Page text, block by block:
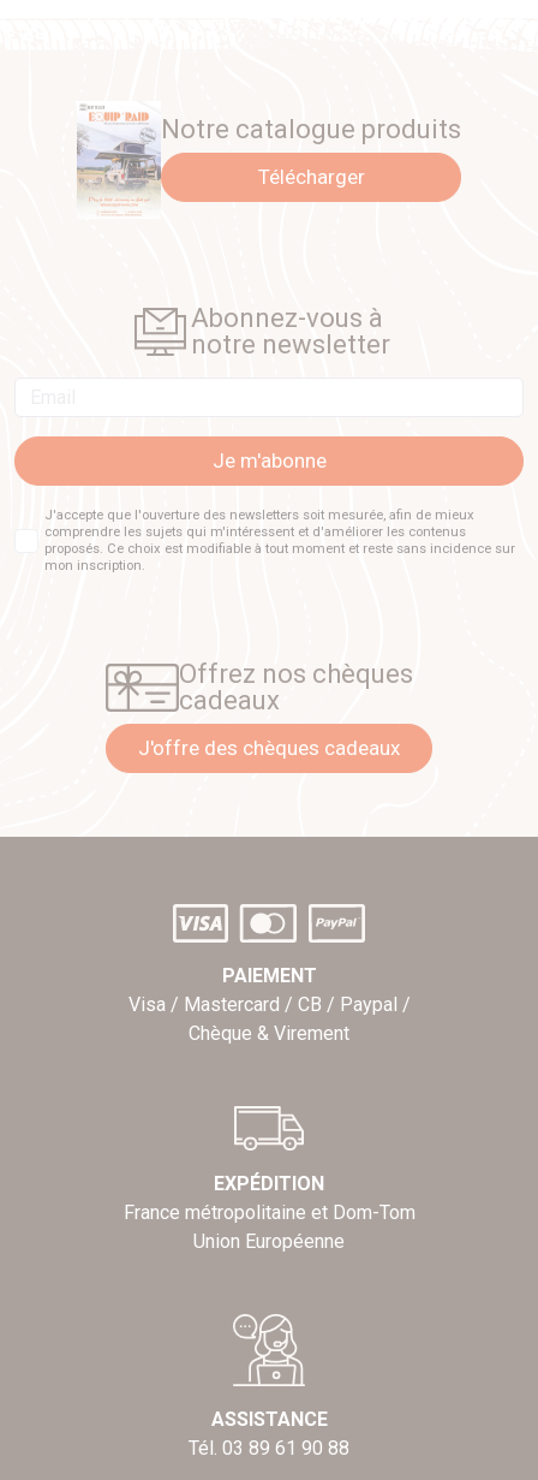
Notre catalogue produits
Télécharger
Abonnez-vous à
notre newsletter
Je m'abonne
J'accepte que l'ouverture des newsletters soit mesurée, afin de mieux
comprendre les sujets qui m'intéressent et d'améliorer les contenus
proposés. Ce choix est modifiable à tout moment et reste sans incidence sur
mon inscription.
Offrez nos chèques
cadeaux
J'offre des chèques cadeaux
PAIEMENT
Visa / Mastercard / CB / Paypal /
Chèque & Virement
EXPÉDITION
France métropolitaine et Dom-Tom
Union Européenne
ASSISTANCE
Tél. 03 89 61 90 88